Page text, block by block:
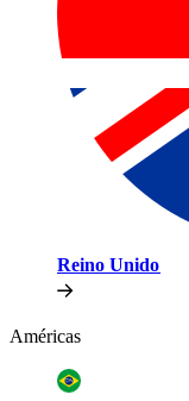
Reino Unido​​
Américas​​